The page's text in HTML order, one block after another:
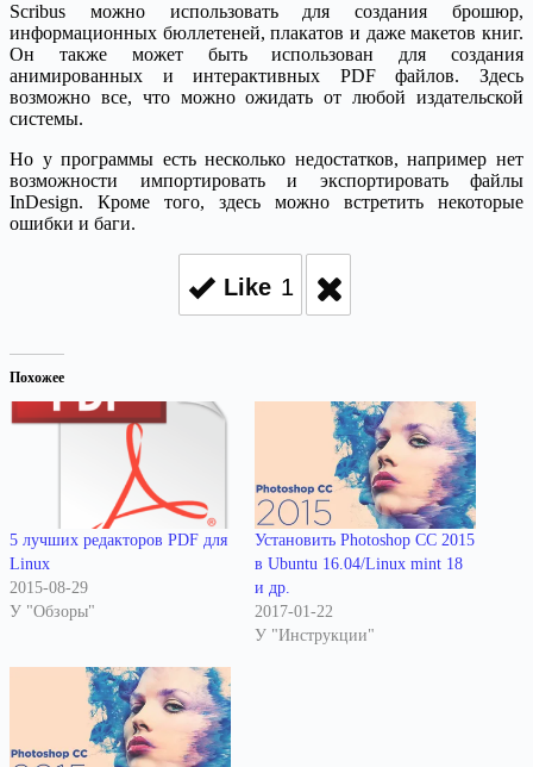
Scribus можно использовать для создания брошюр,
информационных бюллетеней, плакатов и даже макетов книг.
Он также может быть использован для создания
анимированных и интерактивных PDF файлов. Здесь
возможно все, что можно ожидать от любой издательской
системы.
Но у программы есть несколько недостатков, например нет
возможности импортировать и экспортировать файлы
InDesign. Кроме того, здесь можно встретить некоторые
ошибки и баги.
Like 1
Похожее
5 лучших редакторов PDF для
Linux
2015-08-29
У "Обзоры"
Установить Photoshop CC 2015
в Ubuntu 16.04/Linux mint 18
и др.
2017-01-22
У "Инструкции"